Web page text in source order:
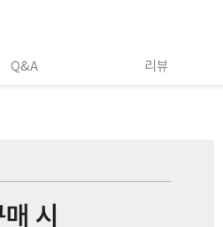
Q&A 리뷰